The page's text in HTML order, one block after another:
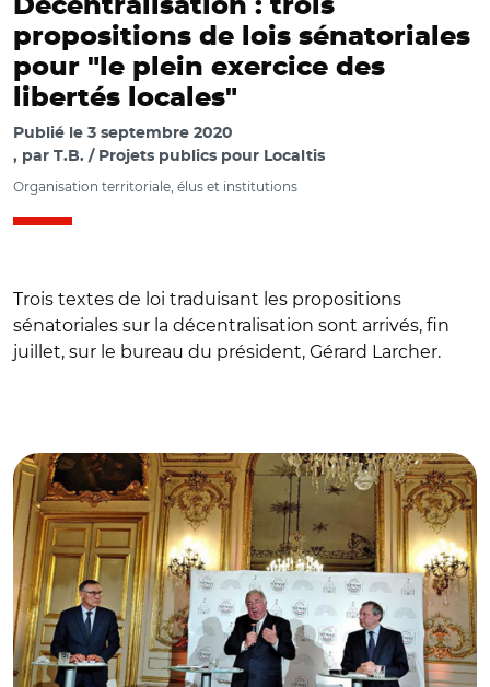
Décentralisation : trois
propositions de lois sénatoriales
pour "le plein exercice des
libertés locales"
Publié le 3 septembre 2020
par T.B. / Projets publics pour Localtis
Organisation territoriale, élus et institutions
Trois textes de loi traduisant les propositions
sénatoriales sur la décentralisation sont arrivés, fin
juillet, sur le bureau du président, Gérard Larcher.